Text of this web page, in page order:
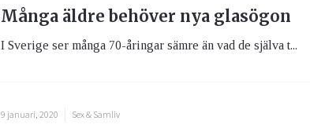
Många äldre behöver nya glasögon
I Sverige ser många 70-åringar sämre än vad de själva t...
9 januari, 2020 Sex & Samliv